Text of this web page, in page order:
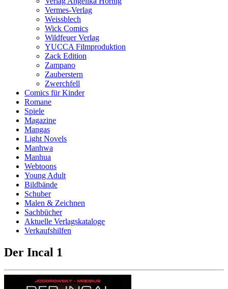
Vermes-Verlag
Weissblech
Wick Comics
Wildfeuer Verlag
YUCCA Filmproduktion
Zack Edition
Zampano
Zauberstern
Zwerchfell
Comics für Kinder
Romane
Spiele
Magazine
Mangas
Light Novels
Manhwa
Manhua
Webtoons
Young Adult
Bildbände
Schuber
Malen & Zeichnen
Sachbücher
Aktuelle Verlagskataloge
Verkaufshilfen
Der Incal 1